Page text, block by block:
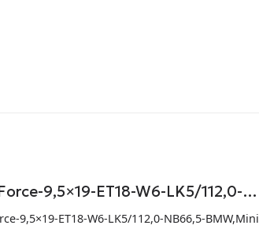
9,5×19-ET18-W6-LK5/112,0-…
9,5×19-ET18-W6-LK5/112,0-NB66,5-BMW,Mini